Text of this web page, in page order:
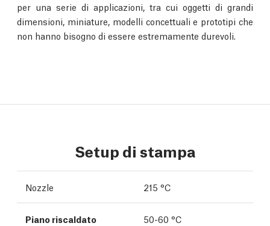
per una serie di applicazioni, tra cui oggetti di grandi
dimensioni, miniature, modelli concettuali e prototipi che
non hanno bisogno di essere estremamente durevoli.
Setup di stampa
Nozzle 215 °C
Piano riscaldato 50-60 °C